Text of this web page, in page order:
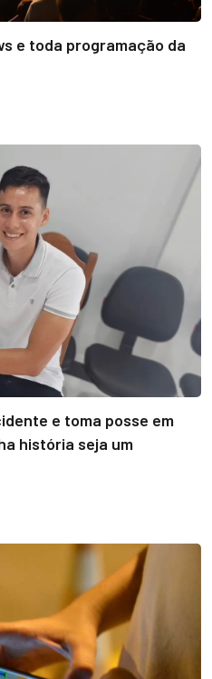
e toda programação da
e toma posse em
história seja um